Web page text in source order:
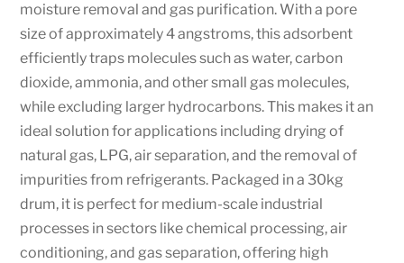
moisture removal and gas purification. With a pore
size of approximately 4 angstroms, this adsorbent
efficiently traps molecules such as water, carbon
dioxide, ammonia, and other small gas molecules,
while excluding larger hydrocarbons. This makes it an
ideal solution for applications including drying of
natural gas, LPG, air separation, and the removal of
impurities from refrigerants. Packaged in a 30kg
drum, it is perfect for medium-scale industrial
processes in sectors like chemical processing, air
conditioning, and gas separation, offering high